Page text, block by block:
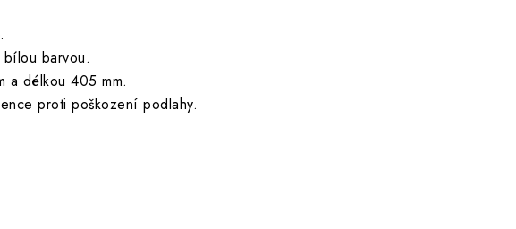
barvou.
a délkou 405 mm.
proti poškození podlahy.